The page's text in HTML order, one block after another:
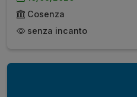
Cosenza
senza incanto